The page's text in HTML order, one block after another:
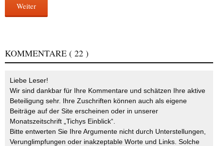
Weiter
KOMMENTARE ( 22 )
Liebe Leser!
Wir sind dankbar für Ihre Kommentare und schätzen Ihre aktive
Beteiligung sehr. Ihre Zuschriften können auch als eigene
Beiträge auf der Site erscheinen oder in unserer
Monatszeitschrift „Tichys Einblick“.
Bitte entwerten Sie Ihre Argumente nicht durch Unterstellungen,
Verunglimpfungen oder inakzeptable Worte und Links. Solche